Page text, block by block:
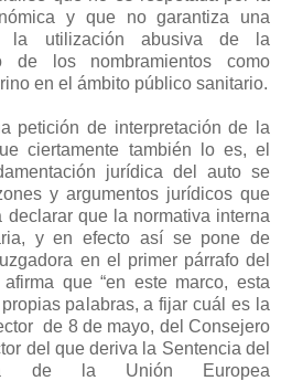
y que no garantiza una
la utilización abusiva de la
de los nombramientos como
en el ámbito público sanitario.
petición de interpretación de la
ciertamente también lo es, el
jurídica del auto se
y argumentos jurídicos que
que la normativa interna
y en efecto así se pone de
en el primer párrafo del
que “en este marco, esta
palabras, a fijar cuál es la
de 8 de mayo, del Consejero
del que deriva la Sentencia del
de la Unión Europea